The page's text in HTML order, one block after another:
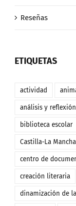
Reseñas
ETIQUETAS
actividad
análisis y reflexión
biblioteca escolar
Castilla-La Mancha
centro de
creación literaria
dinamización de